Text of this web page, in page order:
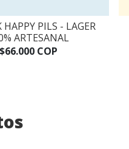
HAPPY PILS - LAGER
ARTESANAL
$66.000 COP